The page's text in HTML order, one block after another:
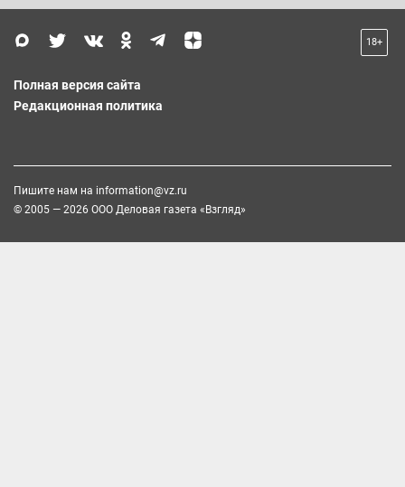
18+
Полная версия сайта
Редакционная политика
Пишите нам на information@vz.ru
© 2005 — 2026 ООО Деловая газета «Взгляд»